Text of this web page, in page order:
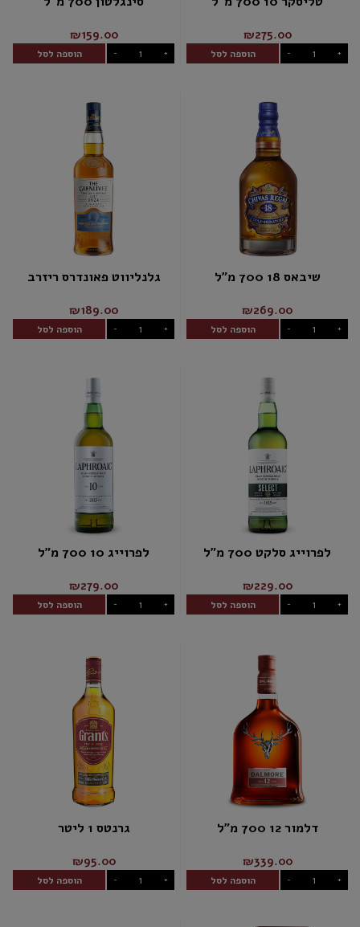
₪275.00
- + הוספה לסל
₪159.00
- + הוספה לסל
שיבאס 18 700 מ"ל
₪269.00
- + הוספה לסל
גלנליווט פאונדרס ריזרב
₪189.00
- + הוספה לסל
לפרוייג סלקט 700 מ"ל
₪229.00
- + הוספה לסל
לפרוייג 10 700 מ"ל
₪279.00
- + הוספה לסל
דלמור 12 700 מ"ל
₪339.00
- + הוספה לסל
גרנטס 1 ליטר
₪95.00
- + הוספה לסל